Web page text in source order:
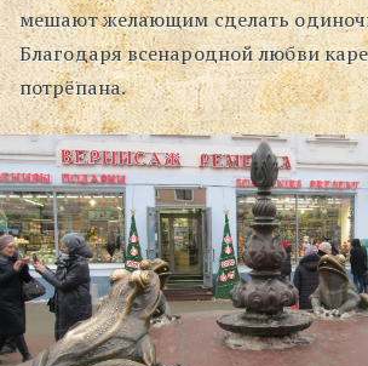
мешают желающим сделать
Благодаря всенародной любви
потрёпана.